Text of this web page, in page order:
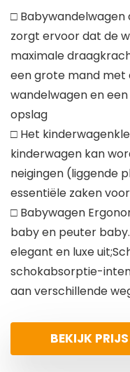
□
zorgt ervoor dat de
maximale
een grote mand met
wandelwagen en
opslag
□ Het
kinderwagen kan
neigingen (liggende
essentiële zaken
□ Babywagen
baby en peuter
elegant en luxe
schokabsorptie-
aan verschillende
BEKIJK